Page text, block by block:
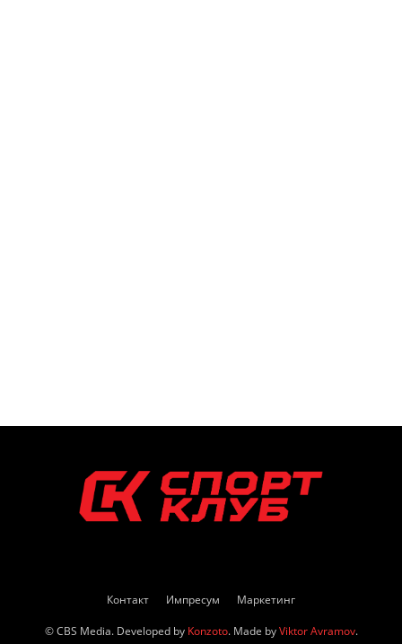
Контакт Импресум Маркетинг
© CBS Media. Developed by Konzoto. Made byViktor Avramov.